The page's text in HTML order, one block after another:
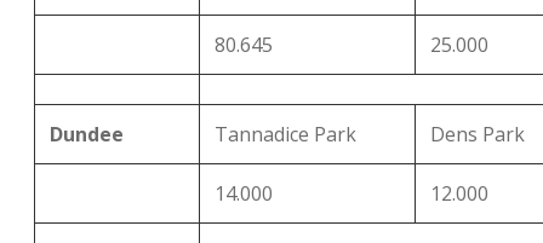
80.645 25.000
Dundee Tannadice Park Dens Park
14.000 12.000